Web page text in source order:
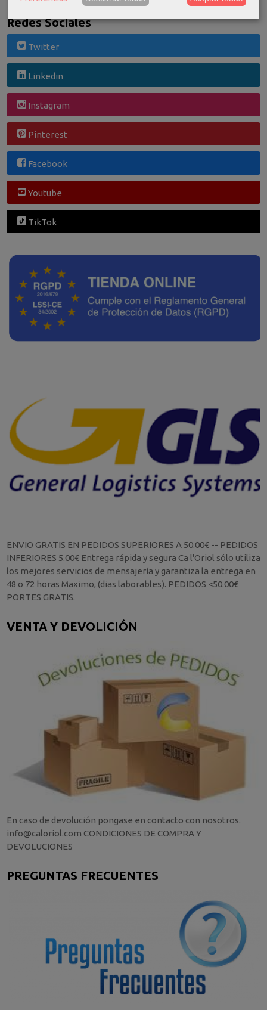
Redes Sociales
Twitter
Linkedin
Instagram
Pinterest
Facebook
Youtube
TikTok
ENVIO GRATIS EN PEDIDOS SUPERIORES A 50.00€ -- PEDIDOS
INFERIORES 5.00€ Entrega rápida y segura Ca l'Oriol sólo utiliza
los mejores servicios de mensajería y garantiza la entrega en
48 o 72 horas Maximo, (dias laborables). PEDIDOS <50.00€
PORTES GRATIS.
VENTA Y DEVOLICIÓN
En caso de devolución pongase en contacto con nosotros.
info@caloriol.com CONDICIONES DE COMPRA Y
DEVOLUCIONES
PREGUNTAS FRECUENTES